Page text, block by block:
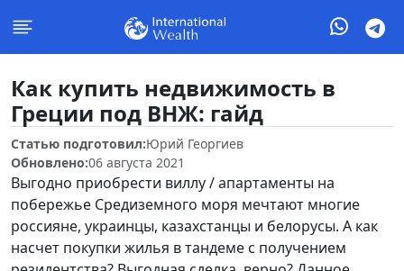
Как купить недвижимость в
Греции под ВНЖ: гайд
Статью подготовил:Юрий Георгиев
Обновлено:06 августа 2021
Выгодно приобрести виллу / апартаменты на
побережье Средиземного моря мечтают многие
россияне, украинцы, казахстанцы и белорусы. А как
насчет покупки жилья в тандеме с получением